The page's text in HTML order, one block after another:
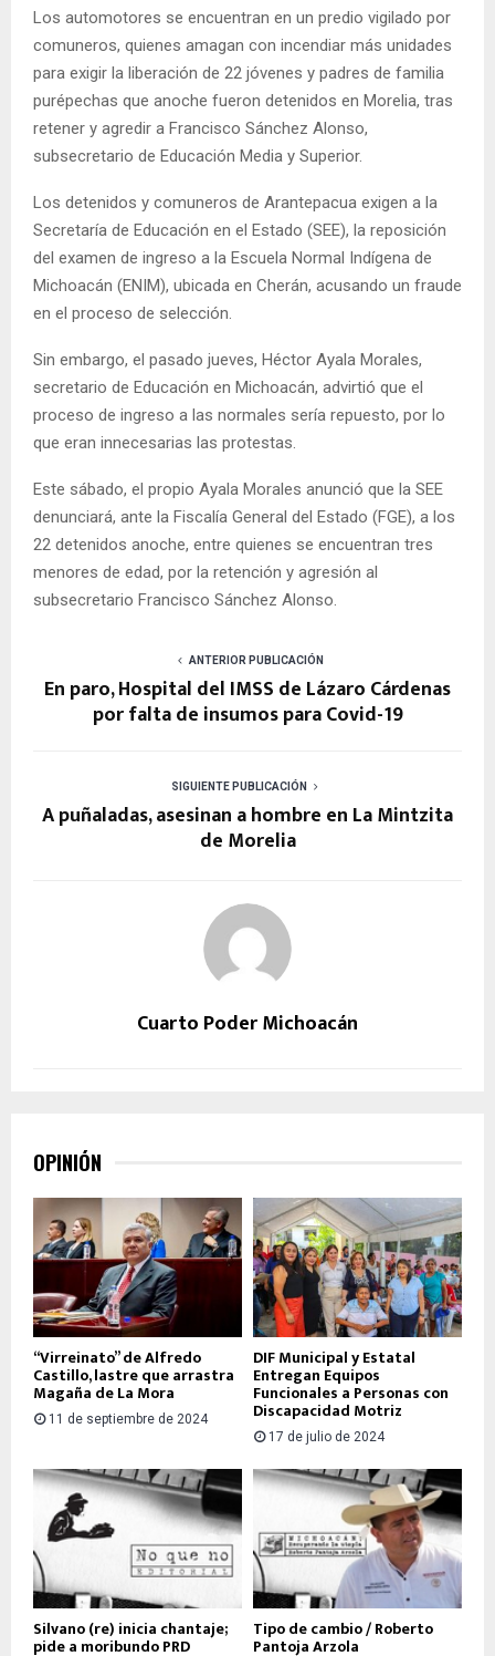
Los automotores se encuentran en un predio vigilado por
comuneros, quienes amagan con incendiar más unidades
para exigir la liberación de 22 jóvenes y padres de familia
purépechas que anoche fueron detenidos en Morelia, tras
retener y agredir a Francisco Sánchez Alonso,
subsecretario de Educación Media y Superior.
Los detenidos y comuneros de Arantepacua exigen a la
Secretaría de Educación en el Estado (SEE), la reposición
del examen de ingreso a la Escuela Normal Indígena de
Michoacán (ENIM), ubicada en Cherán, acusando un fraude
en el proceso de selección.
Sin embargo, el pasado jueves, Héctor Ayala Morales,
secretario de Educación en Michoacán, advirtió que el
proceso de ingreso a las normales sería repuesto, por lo
que eran innecesarias las protestas.
Este sábado, el propio Ayala Morales anunció que la SEE
denunciará, ante la Fiscalía General del Estado (FGE), a los
22 detenidos anoche, entre quienes se encuentran tres
menores de edad, por la retención y agresión al
subsecretario Francisco Sánchez Alonso.
ANTERIOR PUBLICACIÓN
En paro, Hospital del IMSS de Lázaro Cárdenas
por falta de insumos para Covid-19
SIGUIENTE PUBLICACIÓN
A puñaladas, asesinan a hombre en La Mintzita
de Morelia
Cuarto Poder Michoacán
OPINIÓN
“Virreinato” de Alfredo
Castillo, lastre que arrastra
Magaña de La Mora
11 de septiembre de 2024
DIF Municipal y Estatal
Entregan Equipos
Funcionales a Personas con
Discapacidad Motriz
17 de julio de 2024
Silvano (re) inicia chantaje;
pide a moribundo PRD
Tipo de cambio / Roberto
Pantoja Arzola